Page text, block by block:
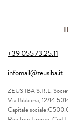
+39 055 73.25.11
infomail@zeusiba.it
ZEUS IBA S.R.L.
Via Bibbiena, 12/14
Capitale